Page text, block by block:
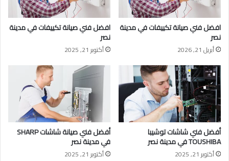
افضل فني صيانة تكييفات في مدينة
نصر
أبريل 21, 2026
افضل فني صيانة تكييفات في مدينة
نصر
أكتوبر 21, 2025
أفضل فني شاشات توشيبا
TOUSHIBA في مدينة نصر
أكتوبر 21, 2025
أفضل فني صيانة شاشات SHARP
في مدينة نصر
أكتوبر 21, 2025